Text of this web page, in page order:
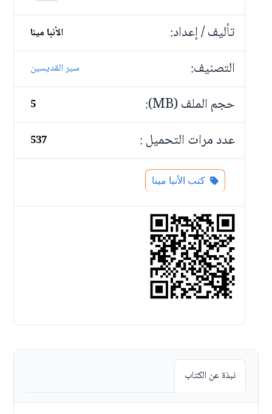
تأليف / إعداد:
الأنبا مينا
التصنيف: سير القديسين
حجم الملف (MB): 5
عدد مرات التحميل : 537
كتب الأنبا مينا
نبذة عن الكتاب